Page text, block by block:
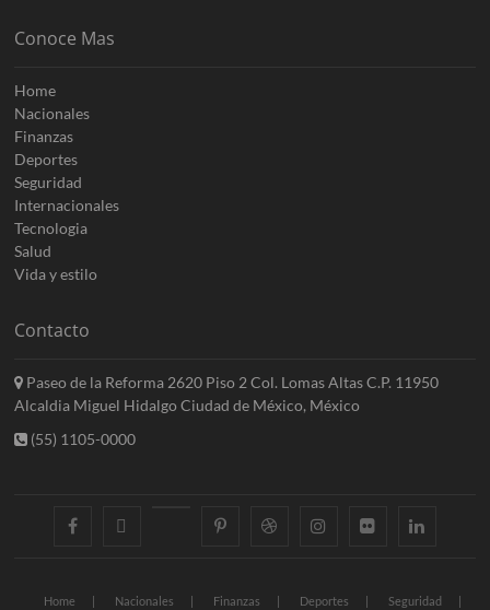
Conoce Mas
Home
Nacionales
Finanzas
Deportes
Seguridad
Internacionales
Tecnologia
Salud
Vida y estilo
Contacto
Paseo de la Reforma 2620 Piso 2 Col. Lomas Altas C.P. 11950
Alcaldia Miguel Hidalgo Ciudad de México, México
(55) 1105-0000
facebook googlepluspinterestdribbble instagramflickr linkedin
Home Nacionales Finanzas Deportes
Seguridad